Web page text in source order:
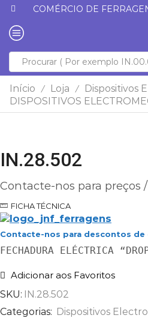
COMÉRCIO DE
Início / Loja / Dispositivos
DISPOSITIVOS
IN.28.502
Contacte-nos para preços
FICHA TÉCNICA
Contacte-nos para descontos de
FECHADURA ELÉCTRICA
Adicionar aos Favoritos
SKU: IN.28.502
Categorias: Dispositivos